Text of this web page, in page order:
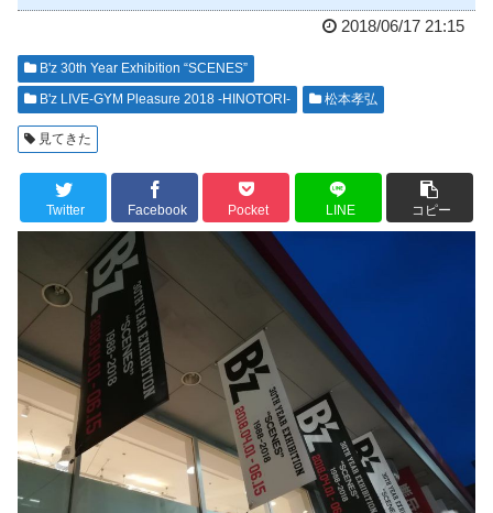
2018/06/17 21:15
B'z 30th Year Exhibition “SCENES”
B'z LIVE-GYM Pleasure 2018 -HINOTORI-
松本孝弘
見てきた
Twitter Facebook Pocket LINE コピー